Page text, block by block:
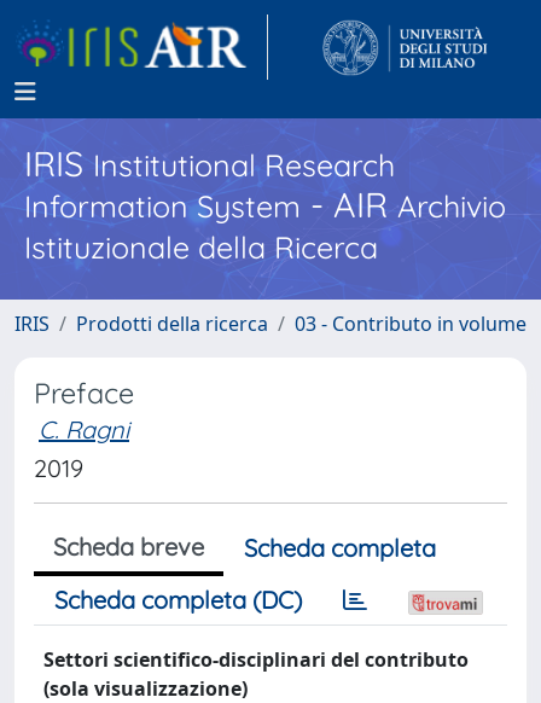
IRISInstitutional Research
Information System - AIR Archivio
Istituzionale della Ricerca
IRIS Prodotti della ricerca 03 - Contributo in volume
Preface
C. Ragni
2019
Scheda breve
Scheda completa
Scheda completa (DC)
Settori scientifico-disciplinari del contributo
(sola visualizzazione)